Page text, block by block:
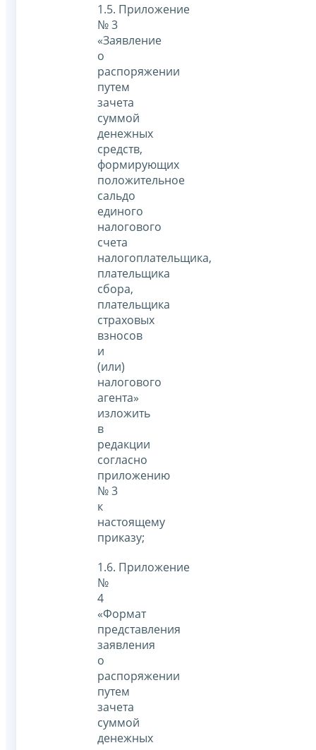
1.5. Приложение
№ 3
«Заявление
о
распоряжении
путем
зачета
суммой
денежных
средств,
формирующих
положительное
сальдо
единого
налогового
счета
налогоплательщика,
плательщика
сбора,
плательщика
страховых
взносов
и
(или)
налогового
агента»
изложить
в
редакции
согласно
приложению
№ 3
к
настоящему
приказу;
1.6. Приложение
№
4
«Формат
представления
заявления
о
распоряжении
путем
зачета
суммой
денежных